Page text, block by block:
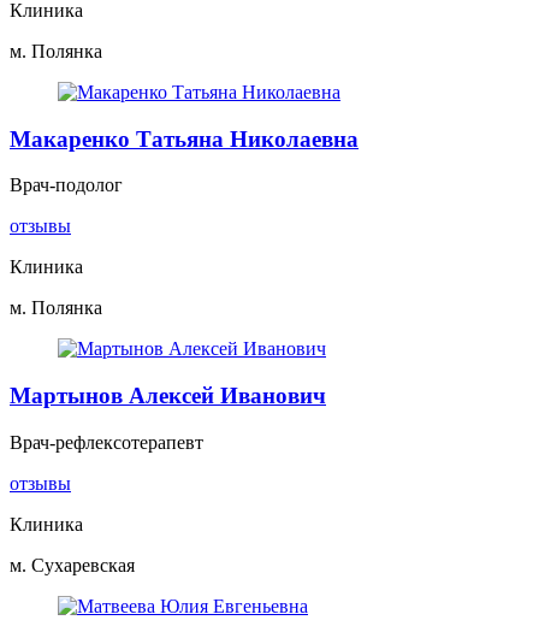
Клиника
м. Полянка
Макаренко Татьяна Николаевна
Врач-подолог
отзывы
Клиника
м. Полянка
Мартынов Алексей Иванович
Врач-рефлексотерапевт
отзывы
Клиника
м. Сухаревская